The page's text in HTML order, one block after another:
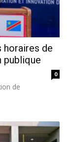
horaires de
publique
0
de